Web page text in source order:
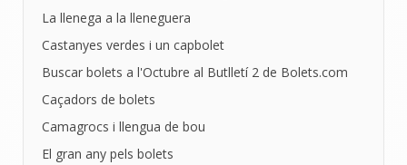
La llenega a la lleneguera
Castanyes verdes i un capbolet
Buscar bolets a l'Octubre al Butlletí 2 de Bolets.com
Caçadors de bolets
Camagrocs i llengua de bou
El gran any pels bolets